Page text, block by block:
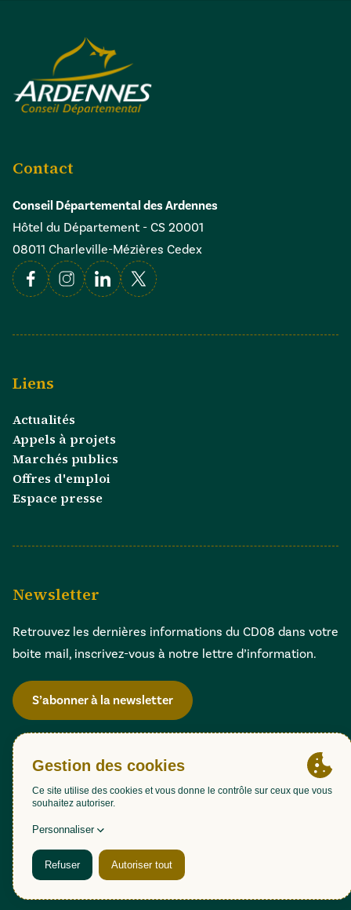
Contact
Conseil Départemental des Ardennes
Hôtel du Département - CS 20001
08011 Charleville-Mézières Cedex
FacebookInstagramLinkedin
X
Liens
Actualités
Appels à projets
Marchés publics
Offres d'emploi
Espace presse
Newsletter
Retrouvez les dernières informations du CD08 dans votre
boite mail, inscrivez-vous à notre lettre d’information.
S’abonner à la newsletter
Gestion des cookies
Accessibilité : partiellement conforme (98,51%)
Mentions légales
Politique de confidentialité
Plan du site
Une création